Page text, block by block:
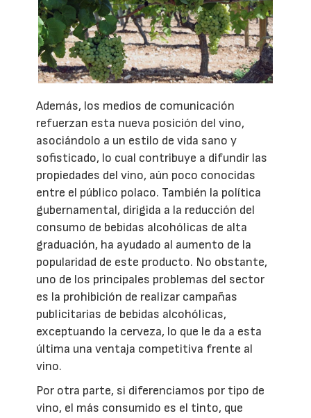
Además, los medios de comunicación
refuerzan esta nueva posición del vino,
asociándolo a un estilo de vida sano y
sofisticado, lo cual contribuye a difundir las
propiedades del vino, aún poco conocidas
entre el público polaco. También la política
gubernamental, dirigida a la reducción del
consumo de bebidas alcohólicas de alta
graduación, ha ayudado al aumento de la
popularidad de este producto. No obstante,
uno de los principales problemas del sector
es la prohibición de realizar campañas
publicitarias de bebidas alcohólicas,
exceptuando la cerveza, lo que le da a esta
última una ventaja competitiva frente al
vino.
Por otra parte, si diferenciamos por tipo de
vino, el más consumido es el tinto, que